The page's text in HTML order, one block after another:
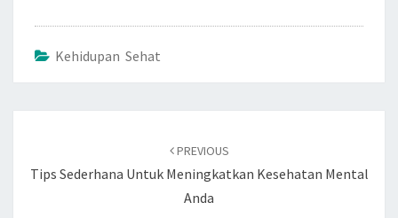
Kehidupan Sehat
PREVIOUS
Tips Sederhana Untuk Meningkatkan Kesehatan Mental
Anda